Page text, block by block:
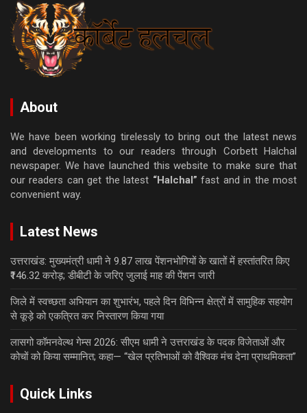
About
We have been working tirelessly to bring out the latest news
and developments to our readers through Corbett Halchal
newspaper. We have launched this website to make sure that
our readers can get the latest “Halchal” fast and in the most
convenient way.
Latest News
उत्तराखंड: मुख्यमंत्री धामी ने 9.87 लाख पेंशनभोगियों के खातों में हस्तांतरित किए
₹146.32 करोड़; डीबीटी के जरिए जुलाई माह की पेंशन जारी
जिले में स्वच्छता अभियान का शुभारंभ, पहले दिन विभिन्न क्षेत्रों में सामुहिक सहयोग
से कूड़े को एकत्रित कर निस्तारण किया गया
लासगो कॉमनवेल्थ गेम्स 2026: सीएम धामी ने उत्तराखंड के पदक विजेताओं और
कोचों को किया सम्मानित; कहा— “खेल प्रतिभाओं को वैश्विक मंच देना प्राथमिकता”
Quick Links